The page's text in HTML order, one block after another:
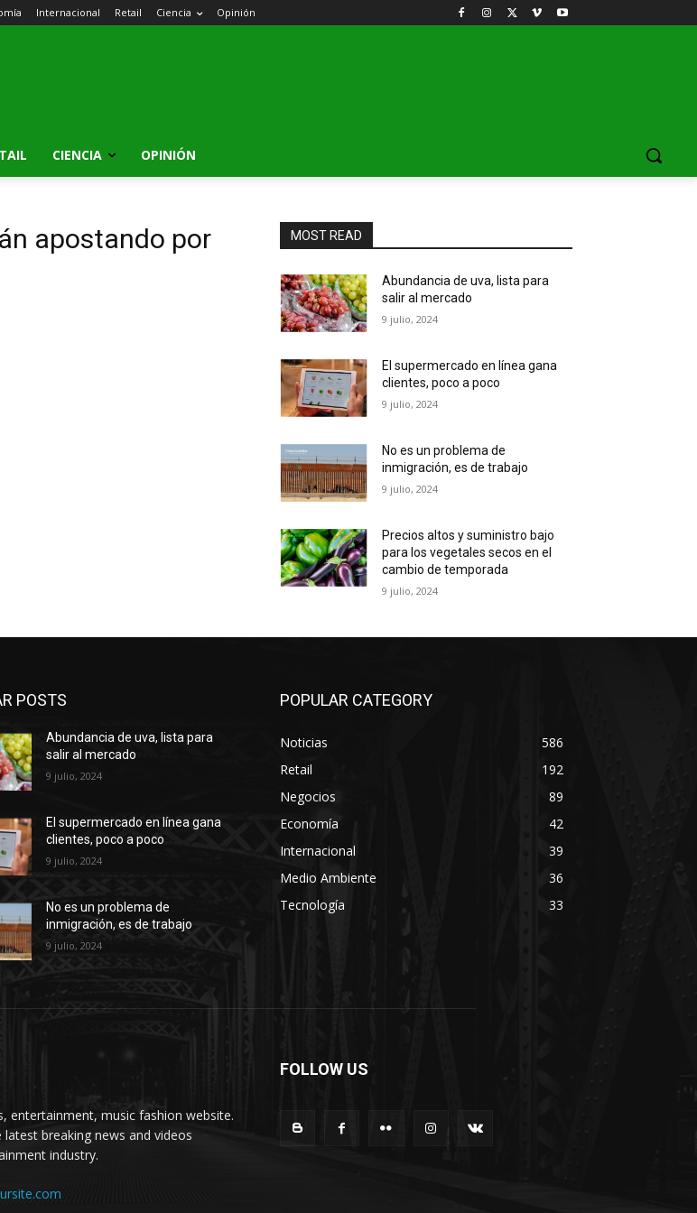
Internacional Retail Ciencia Opinión
CIENCIA OPINIÓN
apostando por
MOST READ
Abundancia de uva, lista para
salir al mercado
9 julio, 2024
El supermercado en línea gana
clientes, poco a poco
9 julio, 2024
No es un problema de
inmigración, es de trabajo
9 julio, 2024
Precios altos y suministro bajo
para los vegetales secos en el
cambio de temporada
9 julio, 2024
POSTS
Abundancia de uva, lista para
salir al mercado
9 julio, 2024
El supermercado en línea gana
clientes, poco a poco
9 julio, 2024
No es un problema de
inmigración, es de trabajo
9 julio, 2024
POPULAR CATEGORY
Noticias
586
Retail
192
Negocios
89
Economía
42
Internacional
39
Medio Ambiente
36
Tecnología
33
entertainment, music fashion website.
breaking news and videos
industry.
FOLLOW US